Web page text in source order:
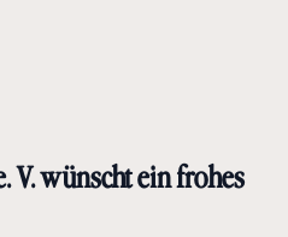
V. wünscht ein frohes